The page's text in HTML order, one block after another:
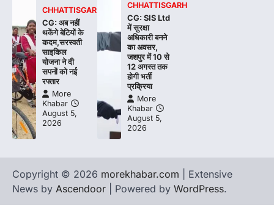
CHHATTISGARH
CG: अब नहीं
थकेंगे बेटियों के
कदम,सरस्वती
साइकिल
योजना ने दी
सपनों को नई
रफ्तार
More
Khabar
August 5,
2026
CHHATTISGARH
CG: SIS Ltd
में सुरक्षा
अधिकारी बनने
का अवसर,
जशपुर में 10 से
12 अगस्त तक
होगी भर्ती
प्रक्रिया
More
Khabar
August 5,
2026
Copyright © 2026 morekhabar.com | Extensive
News by Ascendoor | Powered by WordPress.